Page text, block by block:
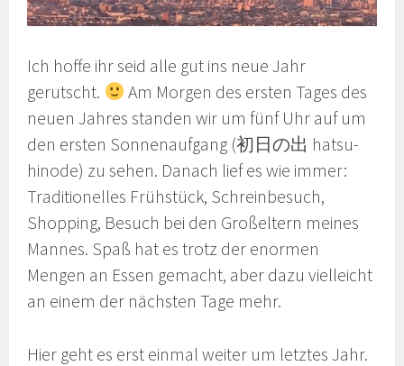
Ich hoffe ihr seid alle gut ins neue Jahr
gerutscht.
Am Morgen des ersten Tages des
neuen Jahres standen wir um fünf Uhr auf um
den ersten Sonnenaufgang (初日の出 hatsu-
hinode) zu sehen. Danach lief es wie immer:
Traditionelles Frühstück, Schreinbesuch,
Shopping, Besuch bei den Großeltern meines
Mannes. Spaß hat es trotz der enormen
Mengen an Essen gemacht, aber dazu vielleicht
an einem der nächsten Tage mehr.
Hier geht es erst einmal weiter um letztes Jahr.